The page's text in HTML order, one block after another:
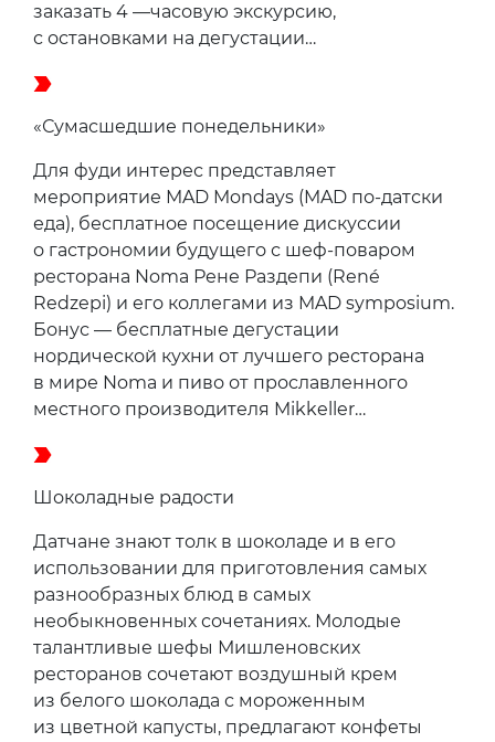
заказать 4 —часовую экскурсию,
с остановками на дегустации…
«Сумасшедшие понедельники»
Для фуди интерес представляет
мероприятие MAD Mondays (MAD по-датски
еда), бесплатное посещение дискуссии
о гастрономии будущего с шеф-поваром
ресторана Noma Рене Раздепи (René
Redzepi) и его коллегами из MAD symposium.
Бонус — бесплатные дегустации
нордической кухни от лучшего ресторана
в мире Noma и пиво от прославленного
местного производителя Mikkeller…
Шоколадные радости
Датчане знают толк в шоколаде и в его
использовании для приготовления самых
разнообразных блюд в самых
необыкновенных сочетаниях. Молодые
талантливые шефы Мишленовских
ресторанов сочетают воздушный крем
из белого шоколада с мороженным
из цветной капусты, предлагают конфеты